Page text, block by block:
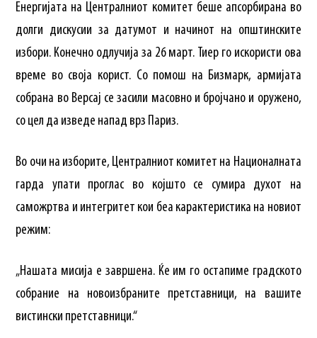
Енергијата на Централниот комитет беше апсорбирана во
долги дискусии за датумот и начинот на општинските
избори. Конечно одлучија за 26 март. Тиер го искористи ова
време во своја корист. Со помош на Бизмарк, армијата
собрана во Версај се засили масовно и бројчано и оружено,
со цел да изведе напад врз Париз.
Во очи на изборите, Централниот комитет на Националната
гарда упати проглас во којшто се сумира духот на
саможртва и интегритет кои беа карактеристика на новиот
режим:
„Нашата мисија е завршена. Ќе им го остапиме градското
собрание на новоизбраните претставници, на вашите
вистински претставници.“